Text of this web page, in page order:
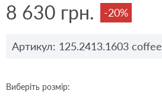
8 630 грн. -20%
Артикул: 125.2413.1603 coffee
Виберіть розмір: